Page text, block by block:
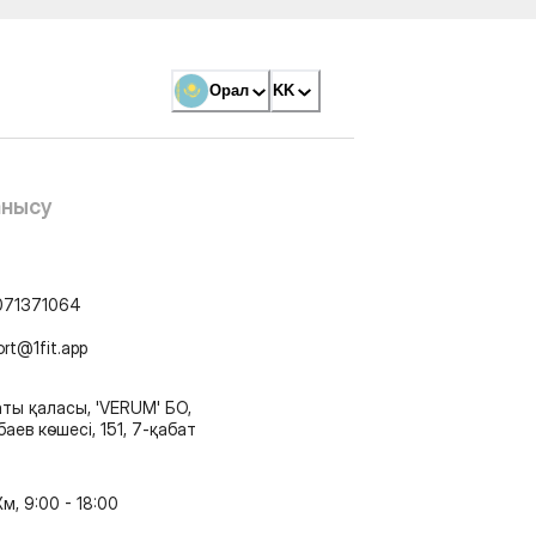
Орал KK
қаласы, 'VERUM' БО,
көшесі, 151, 7-қабат
9:00 - 18:00